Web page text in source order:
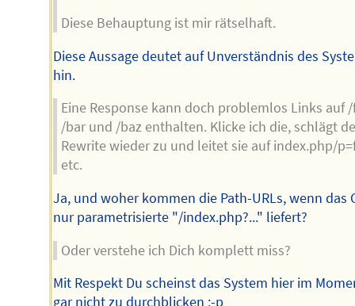
Diese Behauptung ist mir rätselhaft.
Diese Aussage deutet auf Unverständnis des
hin.
Eine Response kann doch problemlos Links auf
/bar und /baz enthalten. Klicke ich die, schlägt
Rewrite wieder zu und leitet sie auf index.php/
etc.
Ja, und woher kommen die Path-URLs, wenn das
nur parametrisierte "/index.php?..." liefert?
Oder verstehe ich Dich komplett miss?
Mit Respekt Du scheinst das System hier im
gar nicht zu durchblicken ;-p